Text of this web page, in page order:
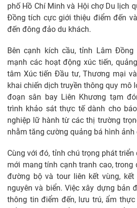
phố Hồ Chí Minh và Hội chợ Du lịch
Đồng tích cực giới thiệu điểm đến
đến đông đảo du khách.
Bên cạnh kích cầu, tỉnh Lâm
mạnh các hoạt động xúc tiến,
tâm Xúc tiến Đầu tư, Thương mại
khai chiến dịch truyền thông quy mô
đoạn sân bay Liên Khương tạm
trình khảo sát thực tế dành cho
nghiệp lữ hành từ các thị trường
nhằm tăng cường quảng bá hình
Cùng với đó, tỉnh chú trọng phát
mới mang tính cạnh tranh cao,
đường bộ và tour liên kết vùng,
nguyên và biển. Việc xây dựng bản
thông tin điểm đến, lưu trú, ẩm